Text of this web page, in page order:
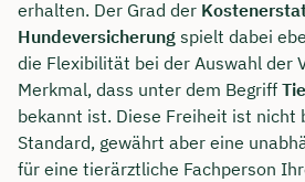
erhalten. Der Grad der
Hundeversicherung spielt dabei
die Flexibilität bei der Auswahl der
Merkmal, dass unter dem Begriff
bekannt ist. Diese Freiheit ist nicht
Standard, gewährt aber eine
für eine tierärztliche Fachperson